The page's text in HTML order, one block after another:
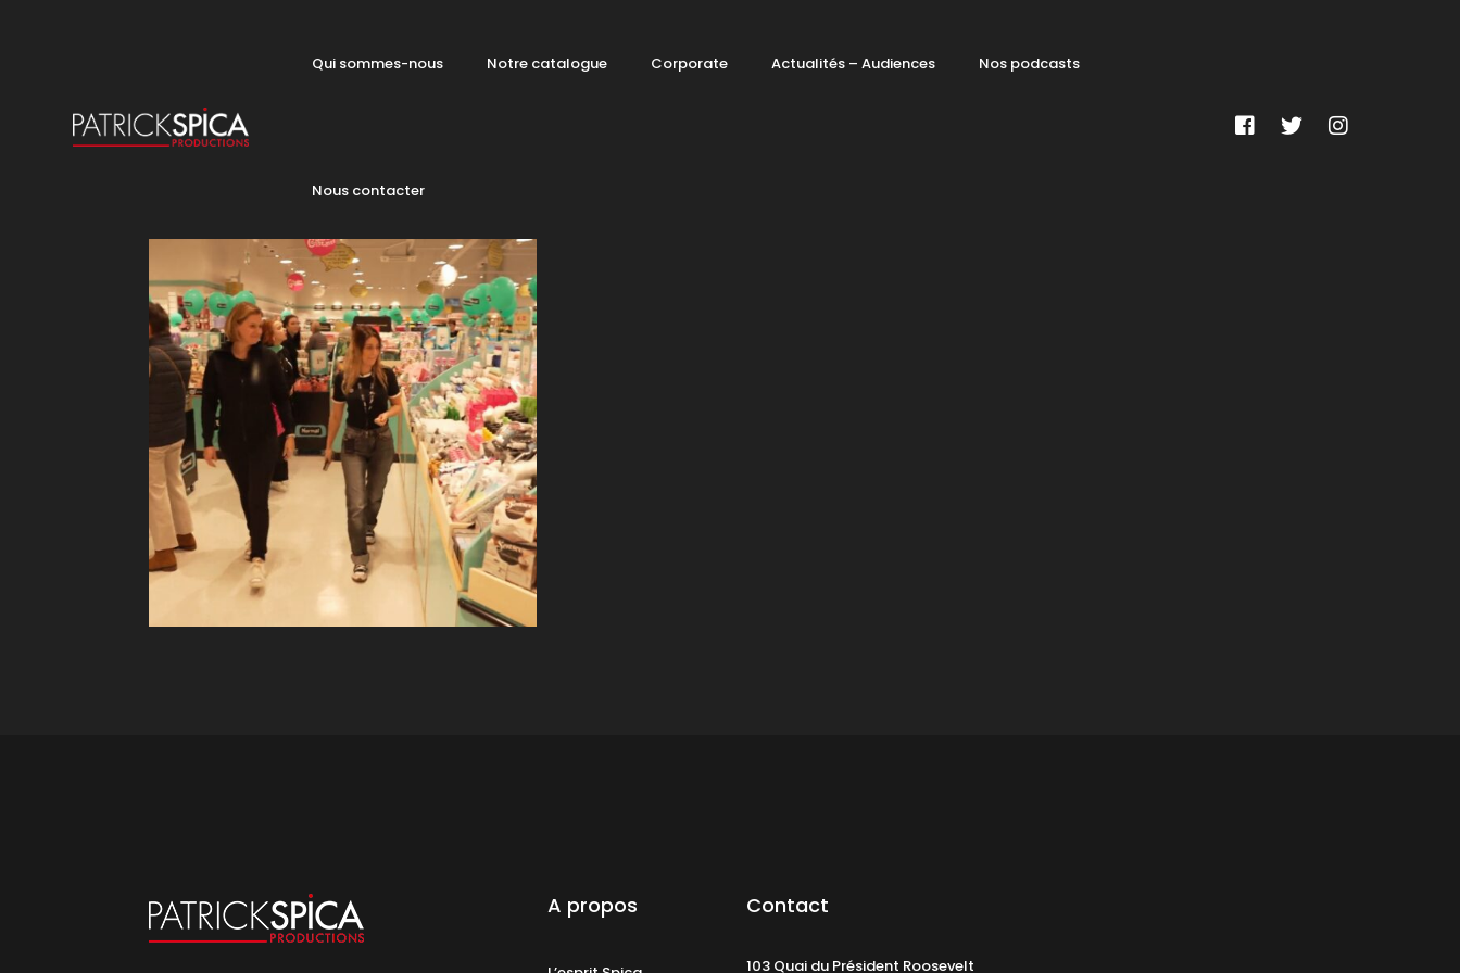
Qui sommes-nous Notre catalogue Corporate Actualités – Audiences Nos podcasts
Nous contacter
A propos Contact
103 Quai du Président Roosevelt